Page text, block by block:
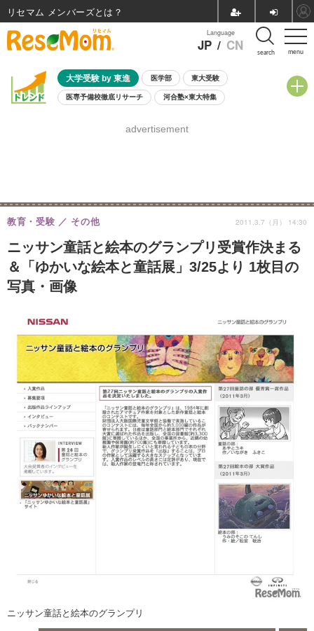
menu
Language
JP / CN search
大学受験 by 東進 医学部 東大受験
医専予備校徹底リサーチ 河合塾×東大特集
8月開催学校説明会・相談会
advertisement
ニッサン童話と絵本のグランプリ受賞作決まる
＆「ゆかいな絵本と童話展」3/25より 1枚目の
写真・画像
教育・受験 その他 2011.3.7（月） 14:30
ニッサン童話と絵本のグランプリ
リセマム メンバーズ